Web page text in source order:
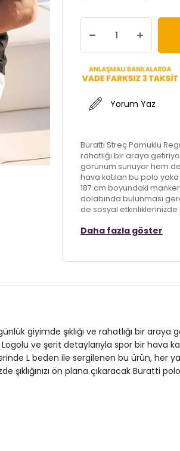
Yorum Yaz
Buratti Streç Pamuklu
rahatlığı bir araya
görünüm sunuyor hem
hava katılan bu polo
187 cm boyundaki
dolabında bulunması
de sosyal etkinliklerinizde
Kapama Şekli: Kapamasız
Kol Tipi: Kısa Kol
Daha fazla göster
giyimde şıklığı ve rahatlığı bir araya
ve şerit detaylarıyla spor bir hava
L beden ile sergilenen bu ürün, her
ön plana çıkaracak Buratti polo